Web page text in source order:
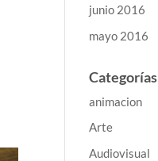
junio 2016
mayo 2016
Categorías
animacion
Arte
Audiovisual